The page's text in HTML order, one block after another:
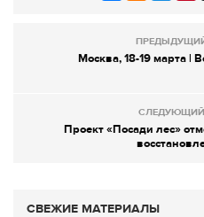
Москва, 18-19 марта |
СЛЕДУЮЩИЙ
Проект «Посади лес»
СВЕЖИЕ МАТЕРИАЛЫ